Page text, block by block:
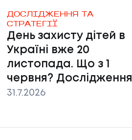
ДОСЛІДЖЕННЯ ТА
СТРАТЕГІЇ
День захисту дітей в
Україні вже 20
листопада. Що з 1
червня? Дослідження
31.7.2026